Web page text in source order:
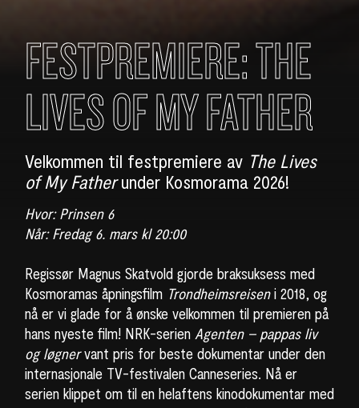
FESTPREMIERE: THE
LIVES OF MY FATHER
Velkommen til festpremiere av The Lives
of My Fatherunder Kosmorama 2026!
Hvor: Prinsen 6
Når: Fredag 6. mars kl 20:00
Regissør Magnus Skatvold gjorde braksuksess med
Kosmoramas åpningsfilm Trondheimsreiseni 2018, og
nå er vi glade for å ønske velkommen til premieren på
hans nyeste film! NRK-serien Agenten – pappas liv
og løgnervant pris for beste dokumentar under den
internasjonale TV-festivalen Canneseries. Nå er
serien klippet om til en helaftens kinodokumentar med